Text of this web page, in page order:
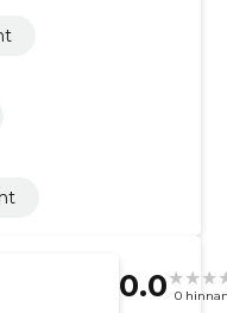
0.0 0